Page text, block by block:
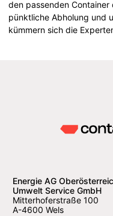
den passenden
pünktliche Abholung und
kümmern sich die
Energie AG
Umwelt Service GmbH
Mitterhoferstraße 100
A-4600 Wels